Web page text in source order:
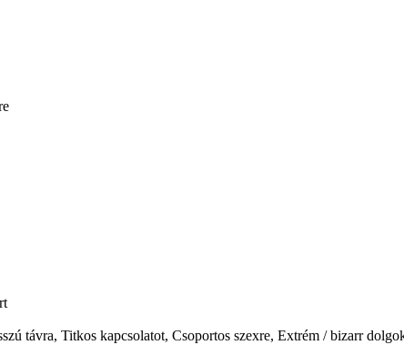
távra, Titkos kapcsolatot, Csoportos szexre, Extrém / bizarr